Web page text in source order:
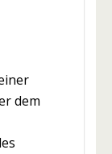
dem